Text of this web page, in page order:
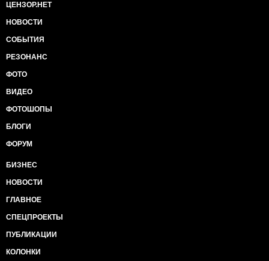
ЦЕНЗОР.НЕТ
НОВОСТИ
СОБЫТИЯ
РЕЗОНАНС
ФОТО
ВИДЕО
ФОТОШОПЫ
БЛОГИ
ФОРУМ
БИЗНЕС
НОВОСТИ
ГЛАВНОЕ
СПЕЦПРОЕКТЫ
ПУБЛИКАЦИИ
КОЛОНКИ